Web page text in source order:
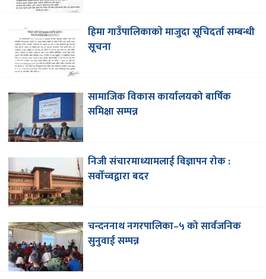
हिमा गाउँपालिकाकाे मा‌जुदा सूचिदर्ता सम्बन्धी
सूचना
सामाजिक विकास कार्यालयको बार्षिक
समिक्षा सम्पन्न
निजी संचारमाध्यामलाई विज्ञापन राेक :
सर्वाेच्वद्वारा बदर
चन्दननाथ नगरपालिका–५ को सार्वजनिक
सुनुवाई सम्पन्न